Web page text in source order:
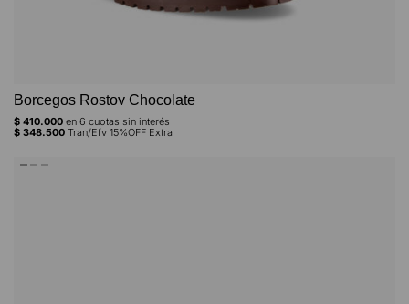
Borcegos Rostov Chocolate
$ 410.000 en 6 cuotas sin interés
$ 348.500 Tran/Efv 15%OFF Extra